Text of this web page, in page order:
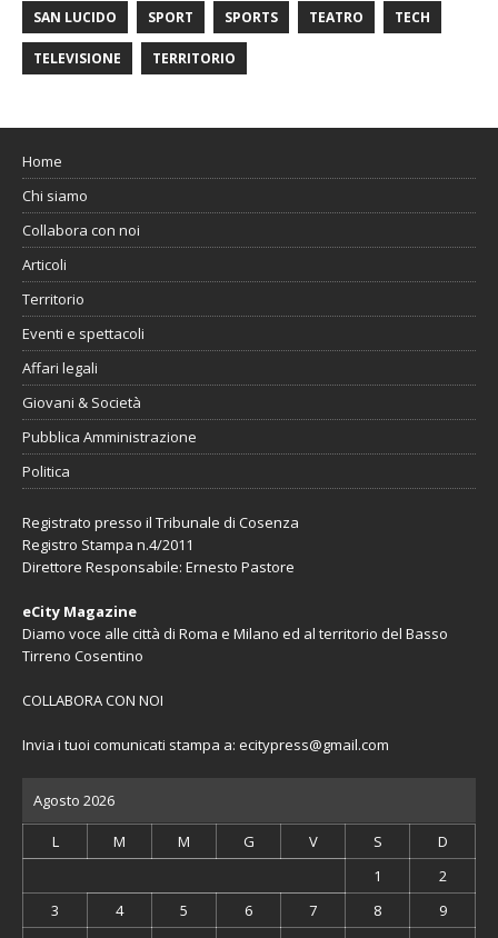
SAN LUCIDO SPORT SPORTS TEATRO TECH
TELEVISIONE TERRITORIO
Home
Chi siamo
Collabora con noi
Articoli
Territorio
Eventi e spettacoli
Affari legali
Giovani & Società
Pubblica Amministrazione
Politica
Registrato presso il Tribunale di Cosenza
Registro Stampa n.4/2011
Direttore Responsabile: Ernesto Pastore
eCity Magazine
Diamo voce alle città di Roma e Milano ed al territorio del Basso
Tirreno Cosentino
COLLABORA CON NOI
Invia i tuoi comunicati stampa a: ecitypress@gmail.com
Agosto 2026
L M M G V S
D
1
2
3
4 5 6 7 8
9